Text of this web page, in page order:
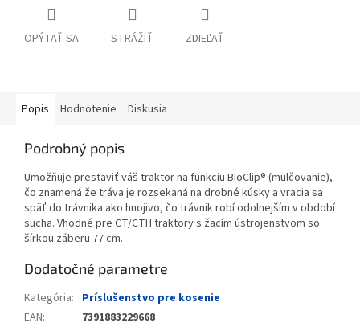
OPÝTAŤ SA STRÁŽIŤ ZDIEĽAŤ
Popis Hodnotenie Diskusia
Podrobný popis
Umožňuje prestaviť váš traktor na funkciu BioClip® (mulčovanie),
čo znamená že tráva je rozsekaná na drobné kúsky a vracia sa
späť do trávnika ako hnojivo, čo trávnik robí odolnejším v období
sucha. Vhodné pre CT/CTH traktory s žacím ústrojenstvom so
šírkou záberu 77 cm.
Dodatočné parametre
Kategória: Príslušenstvo pre kosenie
EAN: 7391883229668